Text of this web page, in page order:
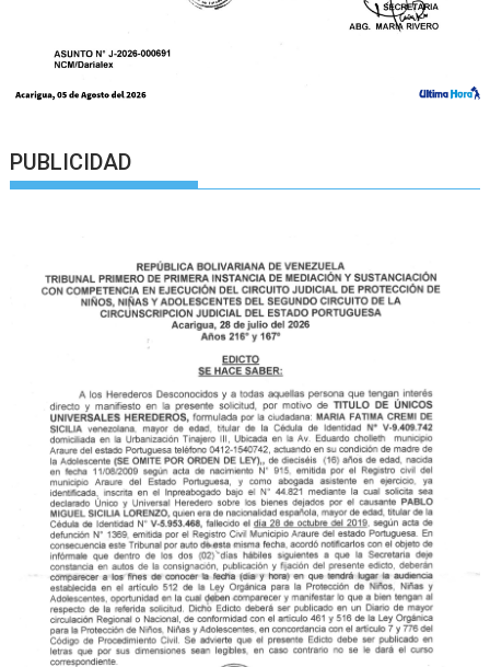
PUBLICIDAD